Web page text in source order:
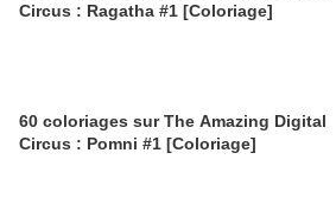
Circus : Ragatha #1 [Coloriage]
60 coloriages sur The Amazing Digital
Circus : Pomni #1 [Coloriage]